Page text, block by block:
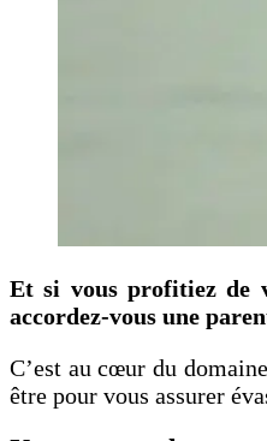
Et si vous profitiez de
accordez-vous une
C’est au cœur du
être pour vous assurer